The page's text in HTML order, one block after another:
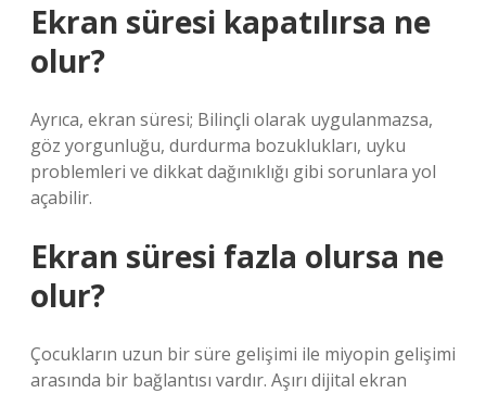
Ekran süresi kapatılırsa ne
olur?
Ayrıca, ekran süresi; Bilinçli olarak uygulanmazsa,
göz yorgunluğu, durdurma bozuklukları, uyku
problemleri ve dikkat dağınıklığı gibi sorunlara yol
açabilir.
Ekran süresi fazla olursa ne
olur?
Çocukların uzun bir süre gelişimi ile miyopin gelişimi
arasında bir bağlantısı vardır. Aşırı dijital ekran